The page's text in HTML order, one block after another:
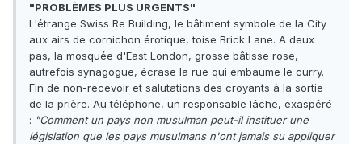
"PROBLÈMES PLUS URGENTS"
L'étrange Swiss Re Building, le bâtiment symbole de la City
aux airs de cornichon érotique, toise Brick Lane. A deux
pas, la mosquée d'East London, grosse bâtisse rose,
autrefois synagogue, écrase la rue qui embaume le curry.
Fin de non-recevoir et salutations des croyants à la sortie
de la prière. Au téléphone, un responsable lâche, exaspéré
: "Comment un pays non musulman peut-il instituer une
législation que les pays musulmans n'ont jamais su appliquer